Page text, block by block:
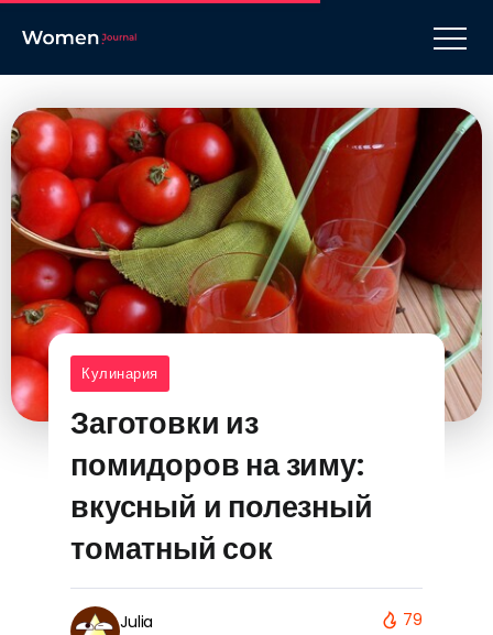
Кулинария
Заготовки из
помидоров на зиму:
вкусный и полезный
томатный сок
Julia 79